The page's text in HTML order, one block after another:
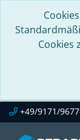
Cookies
+49/9171/